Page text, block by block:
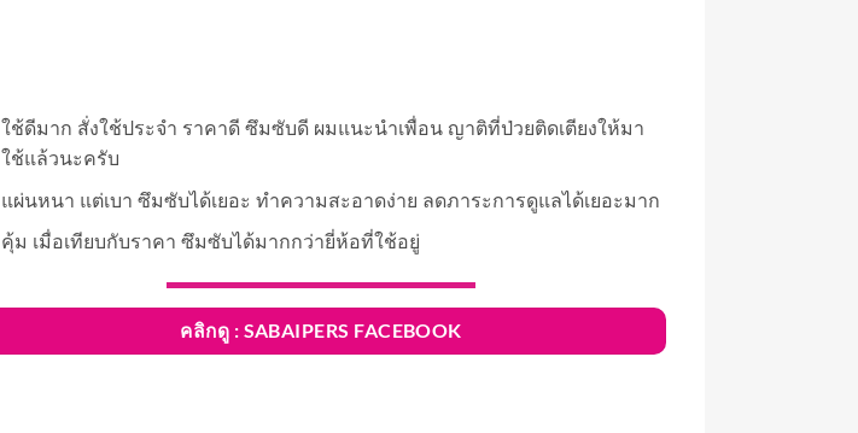
ใช้ดีมาก สั่งใช้ประจำ ราคาดี ซึมซับดี ผมแนะนำเพื่อน ญาติที่ป่วยติดเตียงให้มา
ใช้แล้วนะครับ
แผ่นหนา แต่เบา ซึมซับได้เยอะ ทำความสะอาดง่าย ลดภาระการดูแลได้เยอะมาก
คุ้ม เมื่อเทียบกับราคา ซึมซับได้มากกว่ายี่ห้อที่ใช้อยู่
คลิกดู : SABAIPERS FACEBOOK